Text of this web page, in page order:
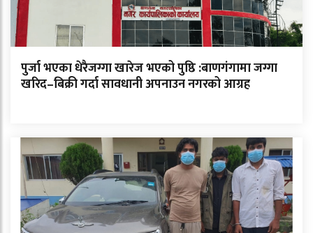
पुर्जा भएका धेरैजग्गा खारेज भएको पुष्ठि :बाणगंगामा जग्गा
खरिद–बिक्री गर्दा सावधानी अपनाउन नगरको आग्रह